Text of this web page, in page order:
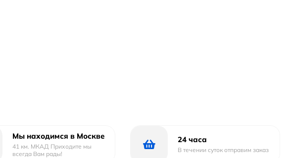
Мы находимся в Москве
41 км. МКАД Приходите мы
всегда Вам рады!
24 часа
В течении суток отправим заказ